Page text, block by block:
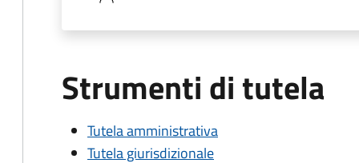
Strumenti di tutela
Tutela amministrativa
Tutela giurisdizionale